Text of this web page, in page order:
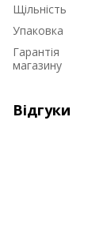
Щільність
Упаковка
Гарантія
магазину
Відгуки